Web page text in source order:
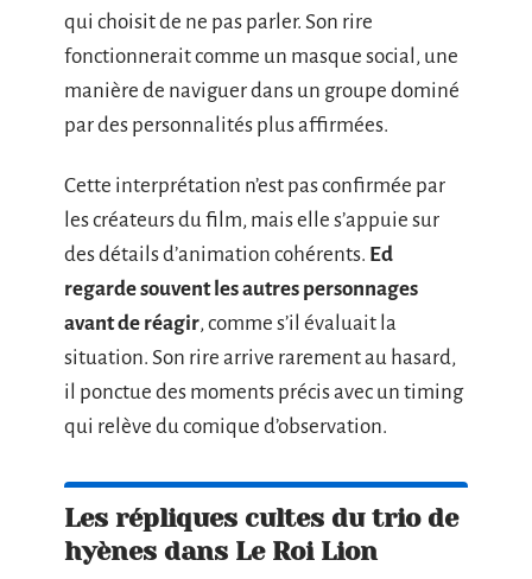
qui choisit de ne pas parler. Son rire
fonctionnerait comme un masque social, une
manière de naviguer dans un groupe dominé
par des personnalités plus affirmées.
Cette interprétation n’est pas confirmée par
les créateurs du film, mais elle s’appuie sur
des détails d’animation cohérents. Ed
regarde souvent les autres personnages
avant de réagir, comme s’il évaluait la
situation. Son rire arrive rarement au hasard,
il ponctue des moments précis avec un timing
qui relève du comique d’observation.
Les répliques cultes du trio de
hyènes dans Le Roi Lion